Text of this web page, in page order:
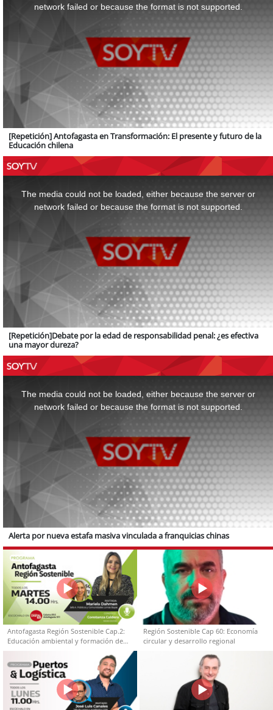
network failed or because the format is not supported.
[Repetición] Antofagasta en Transformación: El presente y futuro de la
Educación chilena
The media could not be loaded, either because the server or
network failed or because the format is not supported.
[Repetición]Debate por la edad de responsabilidad penal: ¿es efectiva
una mayor dureza?
The media could not be loaded, either because the server or
network failed or because the format is not supported.
Alerta por nueva estafa masiva vinculada a franquicias chinas
Antofagasta Región Sostenible Cap.2:
Educación ambiental y formación de
capacidades técnicas
Región Sostenible Cap 60: Economía
circular y desarrollo regional